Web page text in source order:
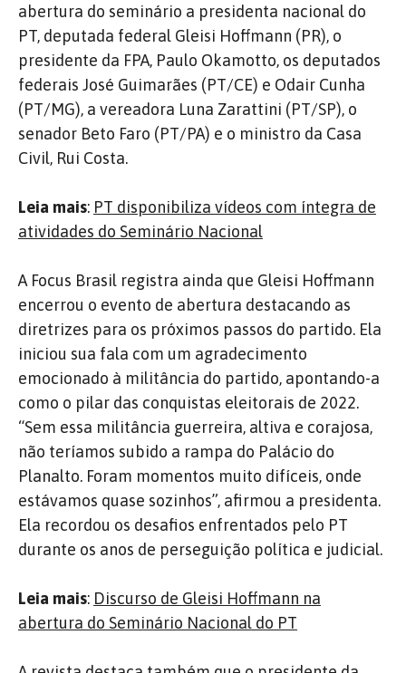
abertura do seminário a presidenta nacional do
PT, deputada federal Gleisi Hoffmann (PR), o
presidente da FPA, Paulo Okamotto, os deputados
federais José Guimarães (PT/CE) e Odair Cunha
(PT/MG), a vereadora Luna Zarattini (PT/SP), o
senador Beto Faro (PT/PA) e o ministro da Casa
Civil, Rui Costa.
Leia mais: PT disponibiliza vídeos com íntegra de
atividades do Seminário Nacional
A Focus Brasil registra ainda que Gleisi Hoffmann
encerrou o evento de abertura destacando as
diretrizes para os próximos passos do partido. Ela
iniciou sua fala com um agradecimento
emocionado à militância do partido, apontando-a
como o pilar das conquistas eleitorais de 2022.
“Sem essa militância guerreira, altiva e corajosa,
não teríamos subido a rampa do Palácio do
Planalto. Foram momentos muito difíceis, onde
estávamos quase sozinhos”, afirmou a presidenta.
Ela recordou os desafios enfrentados pelo PT
durante os anos de perseguição política e judicial.
Leia mais: Discurso de Gleisi Hoffmann na
abertura do Seminário Nacional do PT